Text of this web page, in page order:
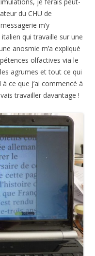
du CHU de
m’y
qui travaille sur une
anosmie m’a expliqué
olfactives via le
agrumes et tout ce qui
ce que j’ai commencé à
travailler davantage !